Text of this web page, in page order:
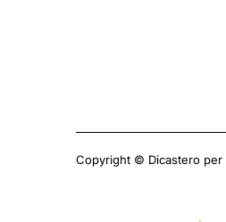
Copyright © Dicastero per